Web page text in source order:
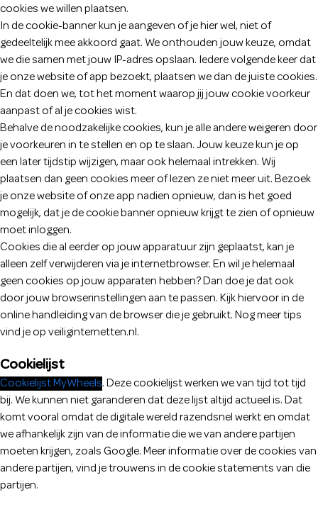
cookies we willen plaatsen.
In de cookie-banner kun je aangeven of je hier wel, niet of
gedeeltelijk mee akkoord gaat. We onthouden jouw keuze, omdat
we die samen met jouw IP-adres opslaan. Iedere volgende keer dat
je onze website of app bezoekt, plaatsen we dan de juiste cookies.
En dat doen we, tot het moment waarop jij jouw cookie voorkeur
aanpast of al je cookies wist.
Behalve de noodzakelijke cookies, kun je alle andere weigeren door
je voorkeuren in te stellen en op te slaan. Jouw keuze kun je op
een later tijdstip wijzigen, maar ook helemaal intrekken. Wij
plaatsen dan geen cookies meer of lezen ze niet meer uit. Bezoek
je onze website of onze app nadien opnieuw, dan is het goed
mogelijk, dat je de cookie banner opnieuw krijgt te zien of opnieuw
moet inloggen.
Cookies die al eerder op jouw apparatuur zijn geplaatst, kan je
alleen zelf verwijderen via je internetbrowser. En wil je helemaal
geen cookies op jouw apparaten hebben? Dan doe je dat ook
door jouw browserinstellingen aan te passen. Kijk hiervoor in de
online handleiding van de browser die je gebruikt. Nog meer tips
vind je op veiliginternetten.nl.
Cookielijst
Cookielijst MyWheels. Deze cookielijst werken we van tijd tot tijd
bij. We kunnen niet garanderen dat deze lijst altijd actueel is. Dat
komt vooral omdat de digitale wereld razendsnel werkt en omdat
we afhankelijk zijn van de informatie die we van andere partijen
moeten krijgen, zoals Google. Meer informatie over de cookies van
andere partijen, vind je trouwens in de cookie statements van die
partijen.